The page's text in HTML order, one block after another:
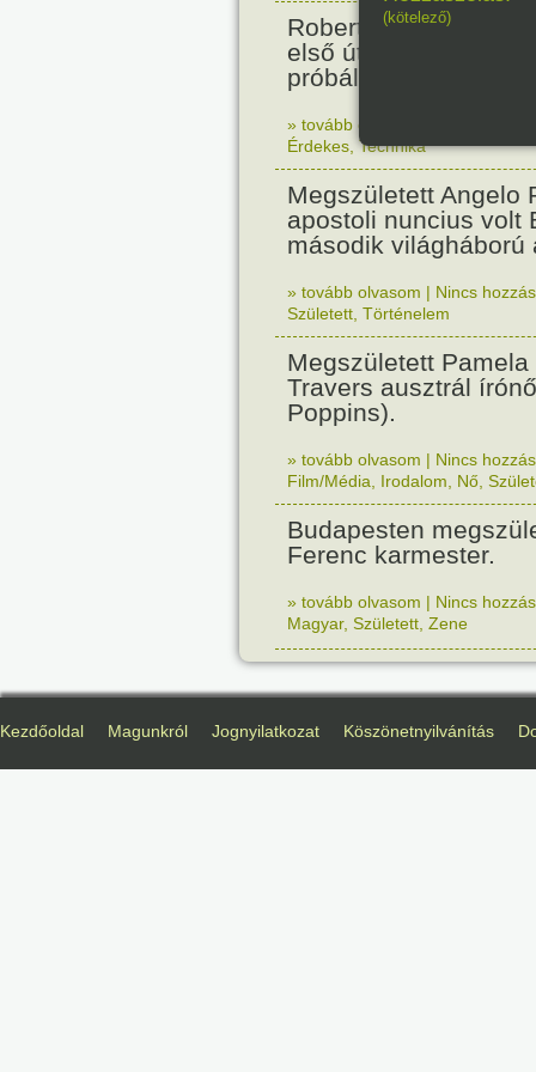
Robert Fulton
első útját. Párizsban
próbálták ki.
» tovább olvasom
Érdekes ,Technika
Megszületett Angelo
apostoli nuncius volt
második világháború
» tovább olvasom | Nincs
Született Történelem
Megszületett Pamela
Travers ausztrál
Poppins).
» tovább olvasom | Nincs
Film/Média
Irodalom Nő
Budapesten
Ferenc karmester.
» tovább olvasom | Nincs
Magyar, Született Zene
(kötelező)
Kezdőoldal Magunkról Jognyilatkozat Köszönetnyilvánítás